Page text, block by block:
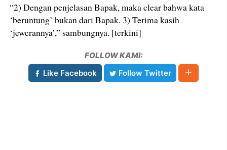
“2) Dengan penjelasan Bapak, maka clear bahwa kata
‘beruntung’ bukan dari Bapak. 3) Terima kasih
‘jewerannya’,” sambungnya. [terkini]
FOLLOW KAMI:
Like Facebook
Follow Twitter